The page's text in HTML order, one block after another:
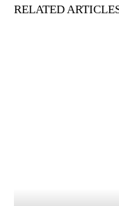
RELATED